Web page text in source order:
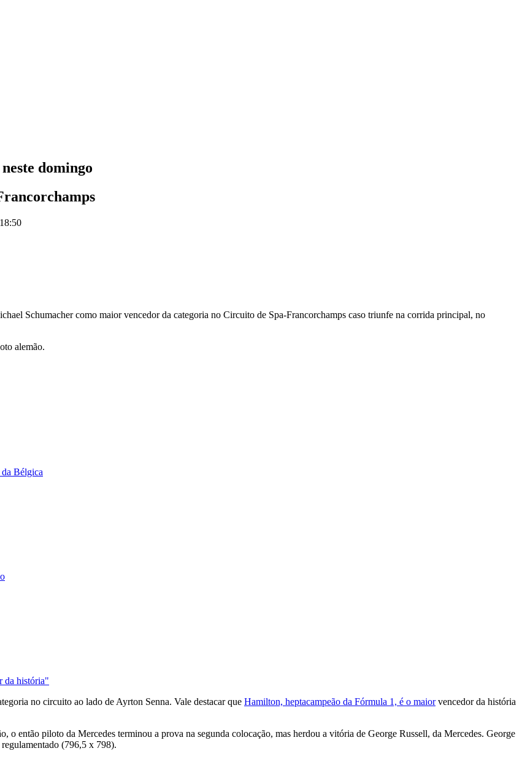
domingo
Schumacher como maior vencedor da categoria no Circuito de Spa-Francorchamps caso triunfe na corrida principal, no
alemão.
Bélgica
da história"
no circuito ao lado de Ayrton Senna. Vale destacar que Hamilton, heptacampeão da Fórmula 1, é o maiorvencedor da história
o então piloto da Mercedes terminou a prova na segunda colocação, mas herdou a vitória de George Russell, da Mercedes. George
(796,5 x 798).